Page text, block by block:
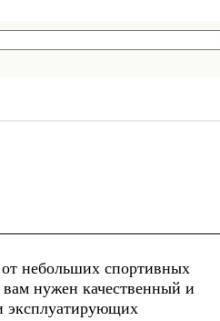
небольших спортивных
нужен качественный и
эксплуатирующих